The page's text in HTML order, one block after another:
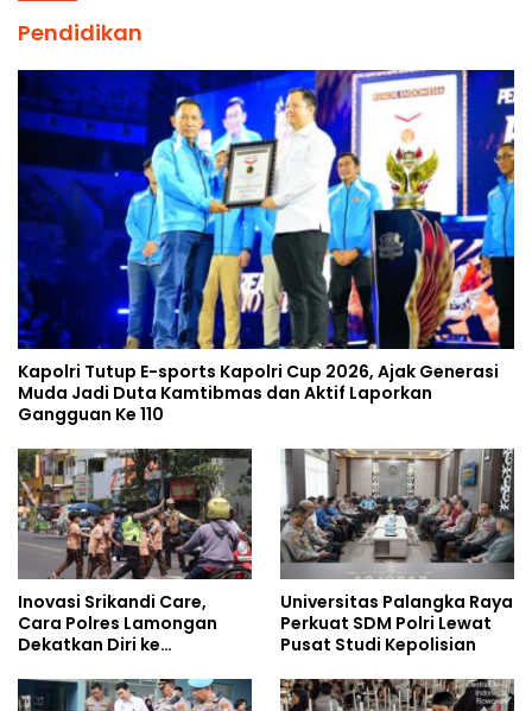
Pendidikan
Kapolri Tutup E-sports Kapolri Cup 2026, Ajak Generasi
Muda Jadi Duta Kamtibmas dan Aktif Laporkan
Gangguan Ke 110
Inovasi Srikandi Care,
Cara Polres Lamongan
Dekatkan Diri ke
Universitas Palangka Raya
Perkuat SDM Polri Lewat
Pusat Studi Kepolisian